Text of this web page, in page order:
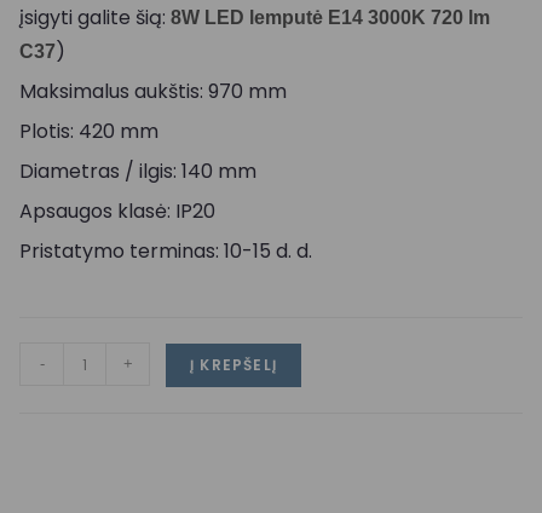
įsigyti galite šią: 8W LED lemputė E14 3000K 720 lm
C37)
Maksimalus aukštis: 970 mm
Plotis: 420 mm
Diametras / ilgis: 140 mm
Apsaugos klasė: IP20
Pristatymo terminas: 10-15 d. d.
- + Į KREPŠELĮ